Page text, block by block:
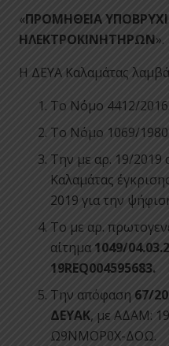
«ΠΡΟΜΗΘΕΙΑ
ΗΛΕΚΤΡΟΚΙΝΗΤΗΡΩΝ».
Η ΔΕΥΑ Καλαμάτας
Το Νόμο 4412/
Το Νόμο 1069/
Την με αρ. 19/
Καλαμάτας
2019 για την
Το με αρ.
αίτημα 1049/
19REQ004595683.
Την απόφαση 67/
ΔΕΥΑΚ, με ΑΔΑΜ:
Ω9ΝΜΟΡ0Χ-ΔΟΩ.